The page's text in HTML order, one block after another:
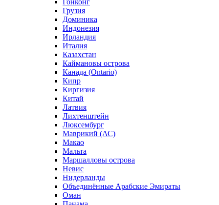
Гонконг
Грузия
Доминика
Индонезия
Ирландия
Италия
Казахстан
Каймановы острова
Канада (Ontario)
Кипр
Киргизия
Китай
Латвия
Лихтенштейн
Люксембург
Маврикий (АС)
Макао
Мальта
Маршалловы острова
Нeвис
Нидерланды
Объединённые Арабские Эмираты
Оман